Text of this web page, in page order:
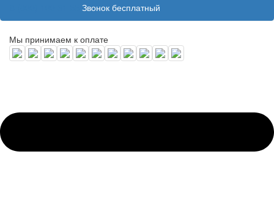
Звонок бесплатный
Мы принимаем к оплате